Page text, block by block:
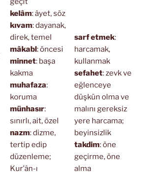
kelâm: âyet, söz
kıvam: dayanak,
direk, temel
mâkabl: öncesi
minnet: başa
kakma
muhafaza:
koruma
münhasır:
sınırlı, ait, özel
nazm: dizme,
tertip edip
düzenleme;
Kur’ân-ı
sarf etmek:
harcamak,
kullanmak
sefahet: zevk ve
eğlenceye
düşkün olma ve
malını gereksiz
yere harcama;
beyinsizlik
takdim: öne
geçirme, öne
alma